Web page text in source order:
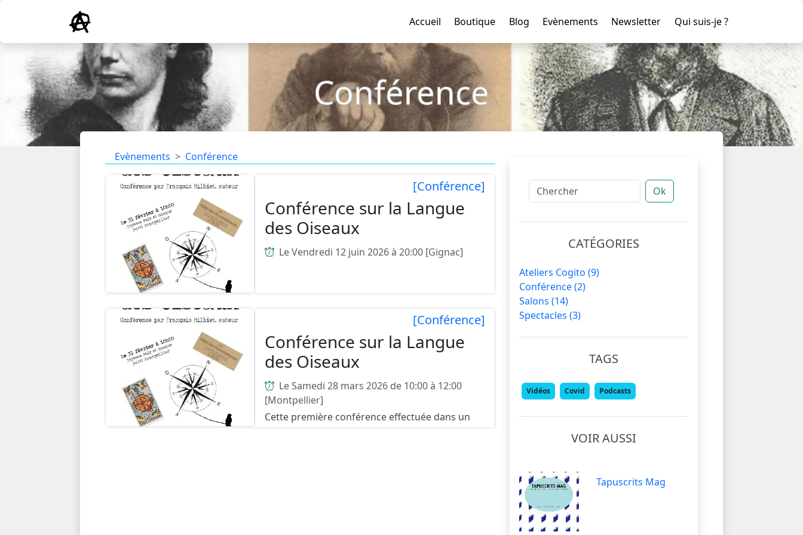
Accueil Boutique Blog Evènements Newsletter Qui suis-je ?
Conférence
Evènements Conférence
[Conférence]
Conférence sur la Langue
des Oiseaux
Le Vendredi 12 juin 2026 à 20:00 [Gignac]
oiseaux chez l'habitant ...
[Conférence]
Conférence sur la Langue
des Oiseaux
Le Samedi 28 mars 2026 de 10:00 à 12:00
[Montpellier]
Cette première conférence effectuée dans un
Ok
CATÉGORIES
Ateliers Cogito(9)
Conférence(2)
Salons(14)
Spectacles(3)
TAGS
Vidéos Covid Podcasts
VOIR AUSSI
Tapuscrits Mag